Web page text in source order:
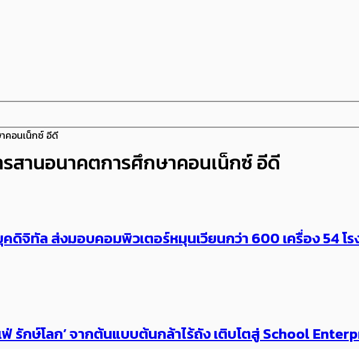
คอนเน็กซ์ อีดี
รสานอนาคตการศึกษาคอนเน็กซ์ อีดี
ดิจิทัล ส่งมอบคอมพิวเตอร์หมุนเวียนกว่า 600 เครื่อง 54 โร
รักษ์โลก’ จากต้นแบบ​ต้นกล้าไร้ถัง เติบโตสู่ School